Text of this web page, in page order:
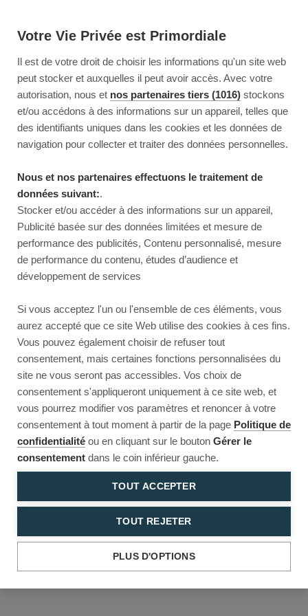
Votre Vie Privée est Primordiale
Il est de votre droit de choisir les informations qu'un site web
peut stocker et auxquelles il peut avoir accès. Avec votre
autorisation, nous et nos partenaires tiers (1016) stockons
et/ou accédons à des informations sur un appareil, telles que
des identifiants uniques dans les cookies et les données de
navigation pour collecter et traiter des données personnelles.
Nous et nos partenaires effectuons le traitement de
données suivant:.
Stocker et/ou accéder à des informations sur un appareil,
Publicité basée sur des données limitées et mesure de
performance des publicités, Contenu personnalisé, mesure
de performance du contenu, études d’audience et
développement de services
Si vous acceptez l'un ou l'ensemble de ces éléments, vous
aurez accepté que ce site Web utilise des cookies à ces fins.
Vous pouvez également choisir de refuser tout
consentement, mais certaines fonctions personnalisées du
site ne vous seront pas accessibles. Vos choix de
consentement s'appliqueront uniquement à ce site web, et
vous pourrez modifier vos paramètres et renoncer à votre
consentement à tout moment à partir de la page Politique de
confidentialité ou en cliquant sur le bouton Gérer le
consentement dans le coin inférieur gauche.
TOUT ACCEPTER
TOUT REJETER
PLUS D'OPTIONS
Reload to try again, or go back.
Reload Back